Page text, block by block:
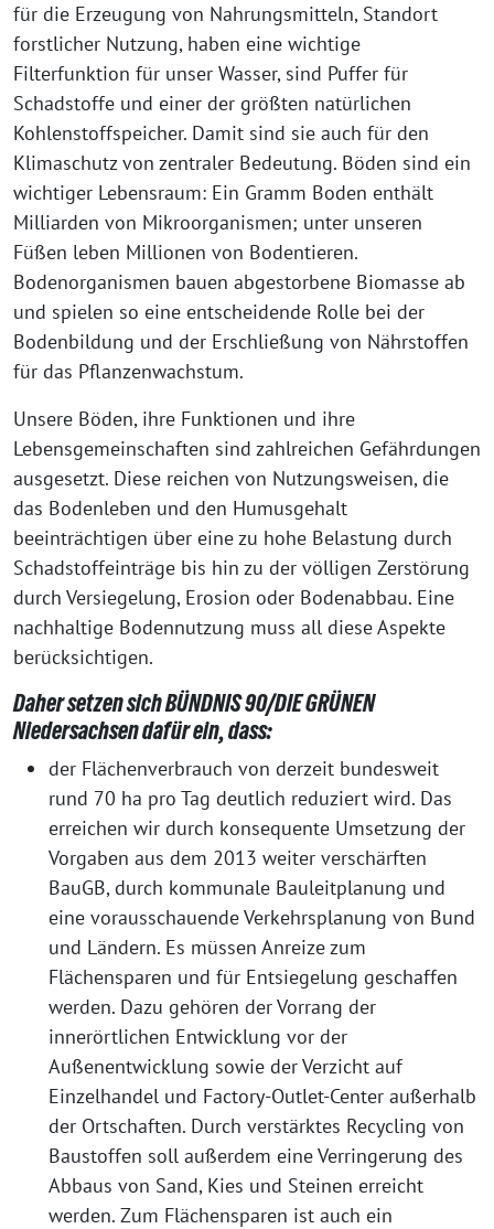
für die Erzeugung von Nahrungsmitteln, Standort
forstlicher Nutzung, haben eine wichtige
Filterfunktion für unser Wasser, sind Puffer für
Schadstoffe und einer der größten natürlichen
Kohlenstoffspeicher. Damit sind sie auch für den
Klimaschutz von zentraler Bedeutung. Böden sind ein
wichtiger Lebensraum: Ein Gramm Boden enthält
Milliarden von Mikroorganismen; unter unseren
Füßen leben Millionen von Bodentieren.
Bodenorganismen bauen abgestorbene Biomasse ab
und spielen so eine entscheidende Rolle bei der
Bodenbildung und der Erschließung von Nährstoffen
für das Pflanzenwachstum.
Unsere Böden, ihre Funktionen und ihre
Lebensgemeinschaften sind zahlreichen Gefährdungen
ausgesetzt. Diese reichen von Nutzungsweisen, die
das Bodenleben und den Humusgehalt
beeinträchtigen über eine zu hohe Belastung durch
Schadstoffeinträge bis hin zu der völligen Zerstörung
durch Versiegelung, Erosion oder Bodenabbau. Eine
nachhaltige Bodennutzung muss all diese Aspekte
berücksichtigen.
Daher setzen sich BÜNDNIS 90/DIE GRÜNEN
Niedersachsen dafür ein, dass:
der Flächenverbrauch von derzeit bundesweit
rund 70 ha pro Tag deutlich reduziert wird. Das
erreichen wir durch konsequente Umsetzung der
Vorgaben aus dem 2013 weiter verschärften
BauGB, durch kommunale Bauleitplanung und
eine vorausschauende Verkehrsplanung von Bund
und Ländern. Es müssen Anreize zum
Flächensparen und für Entsiegelung geschaffen
werden. Dazu gehören der Vorrang der
innerörtlichen Entwicklung vor der
Außenentwicklung sowie der Verzicht auf
Einzelhandel und Factory-Outlet-Center außerhalb
der Ortschaften. Durch verstärktes Recycling von
Baustoffen soll außerdem eine Verringerung des
Abbaus von Sand, Kies und Steinen erreicht
werden. Zum Flächensparen ist auch ein